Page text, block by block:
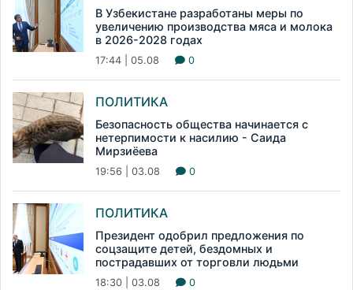
В Узбекистане разработаны меры по
увеличению производства мяса и молока
в 2026-2028 годах
17:44 | 05.08 0
ПОЛИТИКА
Безопасность общества начинается с
нетерпимости к насилию - Саида
Мирзиёева
19:56 | 03.08 0
ПОЛИТИКА
Президент одобрил предложения по
соцзащите детей, бездомных и
пострадавших от торговли людьми
18:30 | 03.08 0